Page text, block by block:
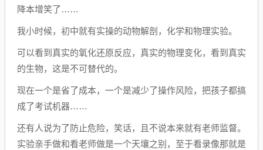
降本增笑了……
我小时候，初中就有实操的动物解剖，化学和物理实验。
可以看到真实的氧化还原反应，真实的物理变化，看到真实
的生物，这是不可替代的。
现在一个是省了成本，一个是减少了操作风险，把孩子都搞
成了考试机器……
还有人说为了防止危险，笑话，且不说本来就有老师监督。
实验亲手做和看老师做是一个天壤之别，至于看录像那就是